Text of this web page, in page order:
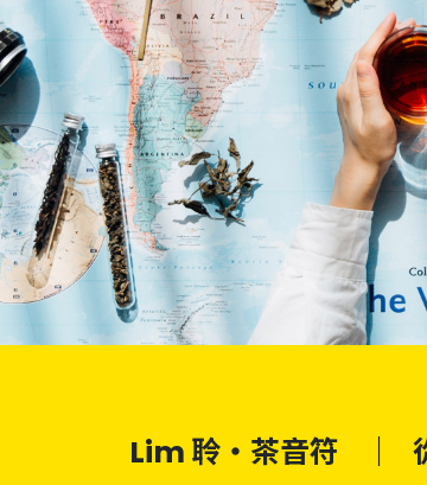
Lim 聆・茶音符